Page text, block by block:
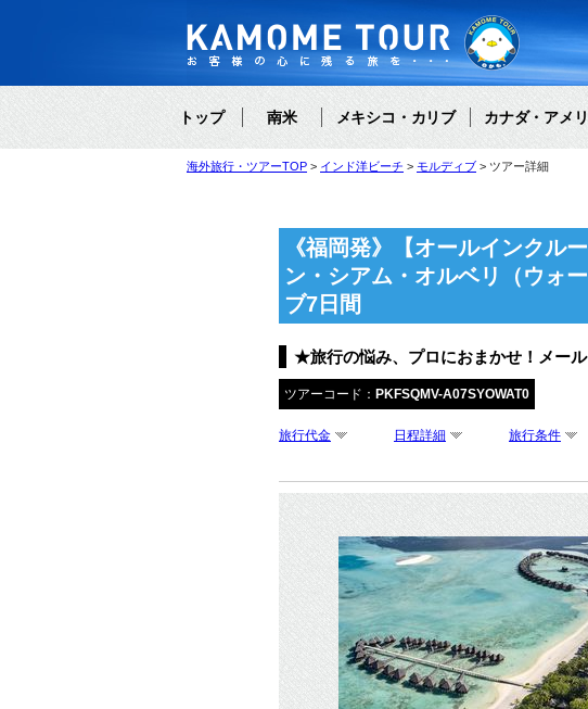
トップ 南米 メキシコ・カリブ カナダ・アメ
海外旅行・ツアーTOP インド洋ビーチ モルディブ ツアー詳細
《福岡発》【オールインクル
ン・シアム・オルベリ（ウォ
ブ7日間
★旅行の悩み、プロにおまかせ！メール
ツアーコード： PKFSQMV-A07SYOWAT0
旅行代金 日程詳細 旅行条件